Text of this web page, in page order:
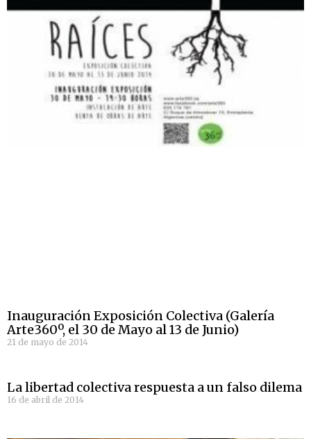
Inauguración Exposición Colectiva (Galería
Arte360º, el 30 de Mayo al 13 de Junio)
21 de mayo de 2014
La libertad colectiva respuesta a un falso dilema
16 de abril de 2014